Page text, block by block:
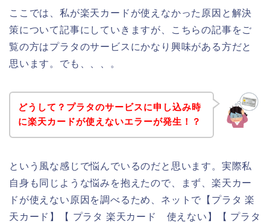
ここでは、私が楽天カードが使えなかった原因と解決
策について記事にしていきますが、こちらの記事をご
覧の方はプラタのサービスにかなり興味がある方だと
思います。でも、、、。
どうして？プラタのサービスに申し込み時
に楽天カードが使えないエラーが発生！？
という風な感じで悩んでいるのだと思います。実際私
自身も同じような悩みを抱えたので、まず、楽天カー
ドが使えない原因を調べるため、ネットで【プラタ 楽
天カード】【 プラタ 楽天カード 使えない】【 プラタ